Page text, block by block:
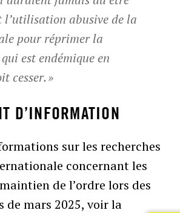
l’utilisation abusive de la
pour réprimer la
est endémique en
cesser. »
D’INFORMATION
sur les recherches
concernant les
de l’ordre lors des
de mars 2025, voir la